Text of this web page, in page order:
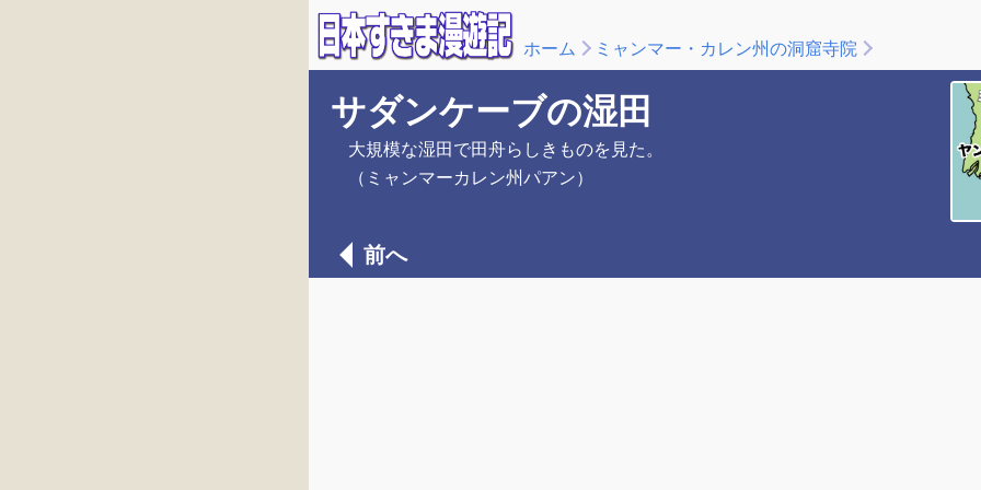
ホーム ミャンマー・カレン州の洞窟寺院
サダンケーブの湿田
大規模な湿田で田舟らしきものを見た。
（ミャンマーカレン州パアン）
前へ